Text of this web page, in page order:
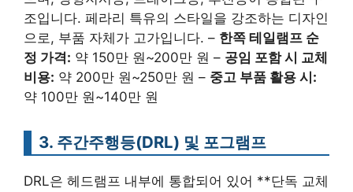
조입니다. 페라리 특유의 스타일을 강조하는 디자인
으로, 부품 자체가 고가입니다. – 한쪽 테일램프 순
정 가격: 약 150만 원~200만 원 – 공임 포함 시 교체
비용: 약 200만 원~250만 원 – 중고 부품 활용 시:
약 100만 원~140만 원
3. 주간주행등(DRL) 및 포그램프
DRL은 헤드램프 내부에 통합되어 있어 **단독 교체